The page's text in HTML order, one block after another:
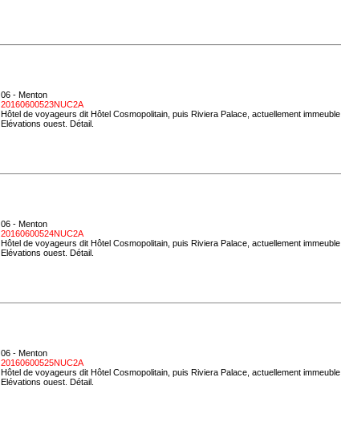
06 - Menton
20160600523NUC2A
Hôtel de voyageurs dit Hôtel Cosmopolitain, puis Riviera Palace, actuellement immeuble
Elévations ouest. Détail.
06 - Menton
20160600524NUC2A
Hôtel de voyageurs dit Hôtel Cosmopolitain, puis Riviera Palace, actuellement immeuble
Elévations ouest. Détail.
06 - Menton
20160600525NUC2A
Hôtel de voyageurs dit Hôtel Cosmopolitain, puis Riviera Palace, actuellement immeuble
Elévations ouest. Détail.